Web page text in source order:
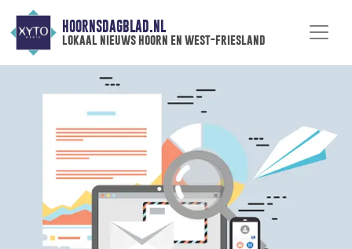
HOORNSDAGBLAD.NL
lokaal nieuws hoorn en west-friesland